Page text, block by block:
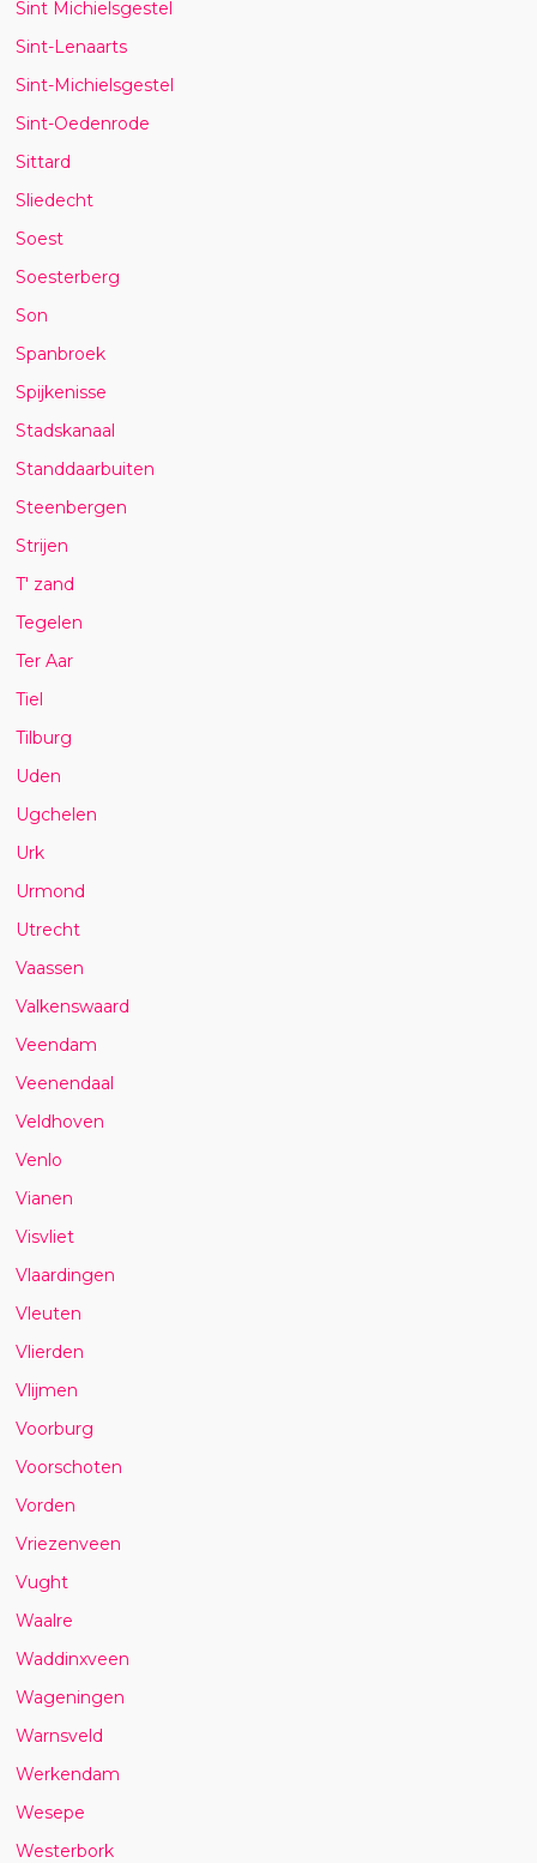
Sint Michielsgestel
Sint-Lenaarts
Sint-Michielsgestel
Sint-Oedenrode
Sittard
Sliedecht
Soest
Soesterberg
Son
Spanbroek
Spijkenisse
Stadskanaal
Standdaarbuiten
Steenbergen
Strijen
T' zand
Tegelen
Ter Aar
Tiel
Tilburg
Uden
Ugchelen
Urk
Urmond
Utrecht
Vaassen
Valkenswaard
Veendam
Veenendaal
Veldhoven
Venlo
Vianen
Visvliet
Vlaardingen
Vleuten
Vlierden
Vlijmen
Voorburg
Voorschoten
Vorden
Vriezenveen
Vught
Waalre
Waddinxveen
Wageningen
Warnsveld
Werkendam
Wesepe
Westerbork